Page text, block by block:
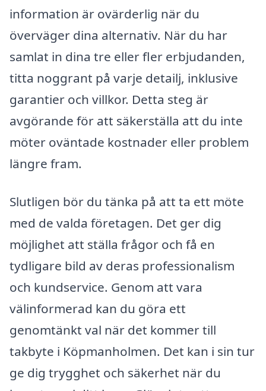
information är ovärderlig när du
överväger dina alternativ. När du har
samlat in dina tre eller fler erbjudanden,
titta noggrant på varje detailj, inklusive
garantier och villkor. Detta steg är
avgörande för att säkerställa att du inte
möter oväntade kostnader eller problem
längre fram.
Slutligen bör du tänka på att ta ett möte
med de valda företagen. Det ger dig
möjlighet att ställa frågor och få en
tydligare bild av deras professionalism
och kundservice. Genom att vara
välinformerad kan du göra ett
genomtänkt val när det kommer till
takbyte i Köpmanholmen. Det kan i sin tur
ge dig trygghet och säkerhet när du